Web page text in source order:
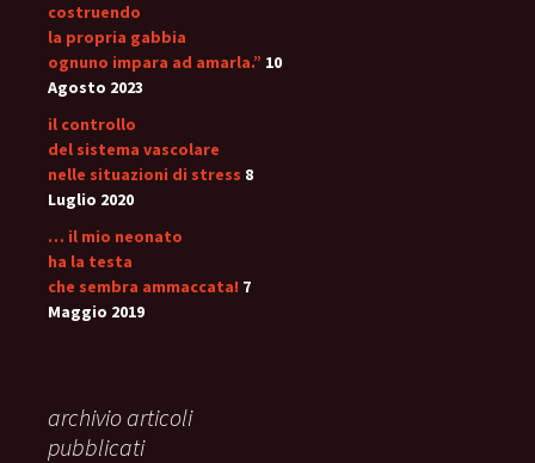
costruendo
la propria gabbia
ognuno impara ad amarla.” 10
Agosto 2023
il controllo
del sistema vascolare
nelle situazioni di stress 8
Luglio 2020
… il mio neonato
ha la testa
che sembra ammaccata! 7
Maggio 2019
archivio articoli
pubblicati